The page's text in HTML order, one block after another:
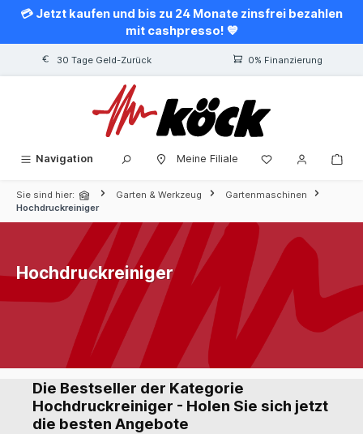
springen
💳 Jetzt kaufen und bis zu 24 Monate zinsfrei bezahlen
mit cashpresso! 💙
30 Tage Geld-Zurück 0% Finanzierung
Navigation Meine Filiale
Sie sind hier: Garten & Werkzeug
Gartenmaschinen
Hochdruckreiniger
Hochdruckreiniger
Die Bestseller der Kategorie
Hochdruckreiniger - Holen Sie sich jetzt
die besten Angebote